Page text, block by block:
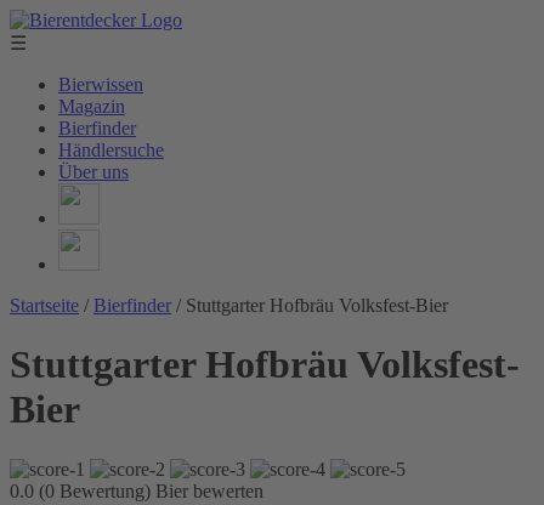
☰
Bierwissen
Magazin
Bierfinder
Händlersuche
Über uns
Startseite / Bierfinder / Stuttgarter Hofbräu Volksfest-Bier
Stuttgarter Hofbräu Volksfest-
Bier
0.0 (0 Bewertung) Bier bewerten